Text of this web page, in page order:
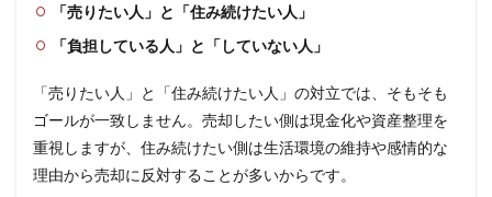
「売りたい人」と「住み続けたい人」
「負担している人」と「していない人」
「売りたい人」と「住み続けたい人」の対立では、そもそも
ゴールが一致しません。売却したい側は現金化や資産整理を
重視しますが、住み続けたい側は生活環境の維持や感情的な
理由から売却に反対することが多いからです。